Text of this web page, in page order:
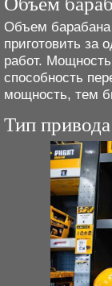
Объем барабана
приготовить за
работ. Мощность
способность
мощность, тем
Тип